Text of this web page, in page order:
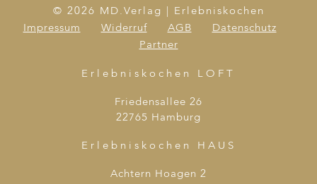
© 2026 MD.Verlag | Erlebniskochen
Impressum
Widerruf AGB
Datenschutz
Partner
Erlebniskochen LOFT
Friedensallee 26
22765 Hamburg
Erlebniskochen HAUS
Achtern Hoagen 2